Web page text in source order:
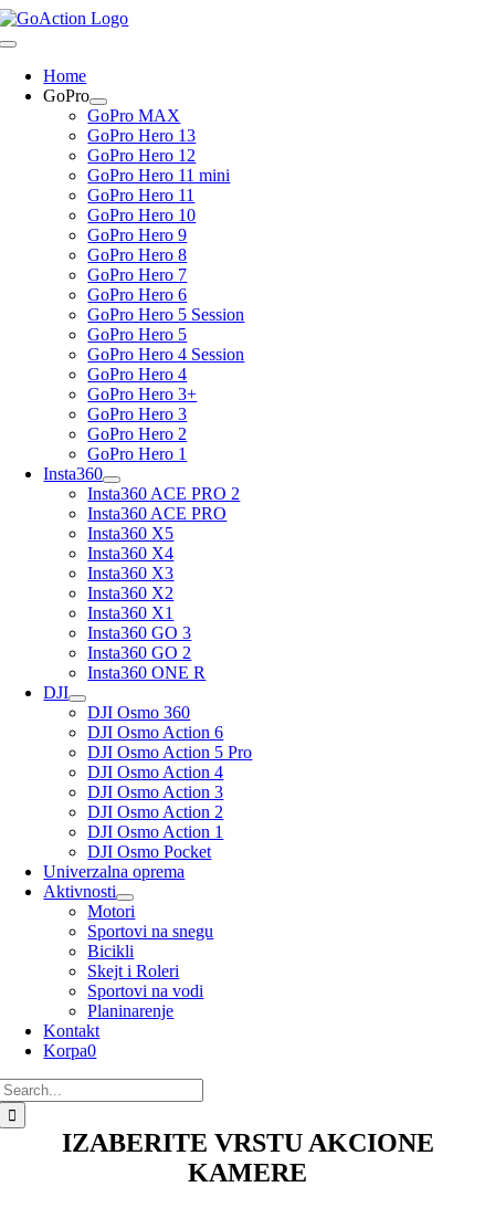
Skip
to
Toggle
NavigationHome
GoPro
GoPro MAX
GoPro Hero 13
GoPro Hero 12
GoPro Hero 11 mini
GoPro Hero 11
GoPro Hero 10
GoPro Hero 9
GoPro Hero 8
GoPro Hero 7
GoPro Hero 6
GoPro Hero 5 Session
GoPro Hero 5
GoPro Hero 4 Session
GoPro Hero 4
GoPro Hero 3+
GoPro Hero 3
GoPro Hero 2
GoPro Hero 1
Insta360
Insta360 ACE PRO 2
Insta360 ACE PRO
Insta360 X5
Insta360 X4
Insta360 X3
Insta360 X2
Insta360 X1
Insta360 GO 3
Insta360 GO 2
Insta360 ONE R
DJI
DJI Osmo 360
DJI Osmo Action 6
DJI Osmo Action 5 Pro
DJI Osmo Action 4
DJI Osmo Action 3
DJI Osmo Action 2
DJI Osmo Action 1
DJI Osmo Pocket
Univerzalna oprema
Aktivnosti
Motori
Sportovi na snegu
Bicikli
Skejt i Roleri
Sportovi na vodi
Planinarenje
Kontakt
Korpa0
IZABERITE VRSTU AKCIONE
KAMERE